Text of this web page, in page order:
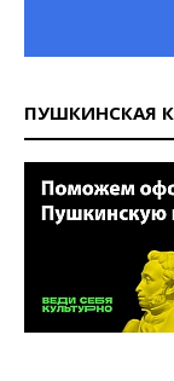
ПУШКИНСКАЯ